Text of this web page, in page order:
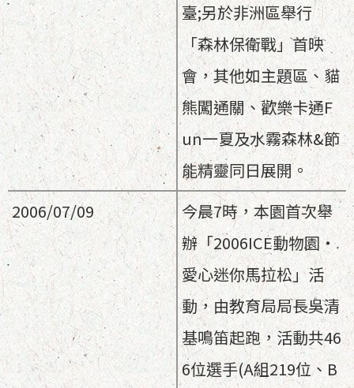
臺;另於非洲區舉行
「森林保衛戰」首映
會，其他如主題區、貓
熊闖通關、歡樂卡通F
un一夏及水霧森林&節
能精靈同日展開。
2006/07/09
今晨7時，本園首次舉
辦「2006ICE動物園‧
愛心迷你馬拉松」活
動，由教育局局長吳清
基鳴笛起跑，活動共46
6位選手(A組219位、B